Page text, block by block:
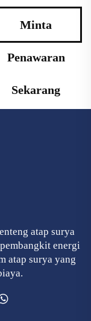
Minta
Penawaran
Sekarang
atap surya
energi
atap surya yang